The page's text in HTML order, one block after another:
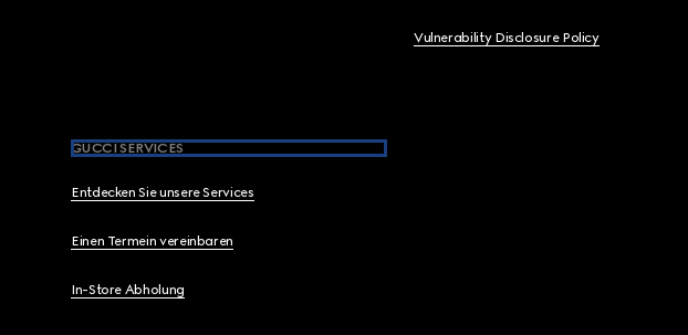
Vulnerability Disclosure Policy
GUCCI SERVICES
Entdecken Sie unsere Services
Einen Termein vereinbaren
In-Store Abholung